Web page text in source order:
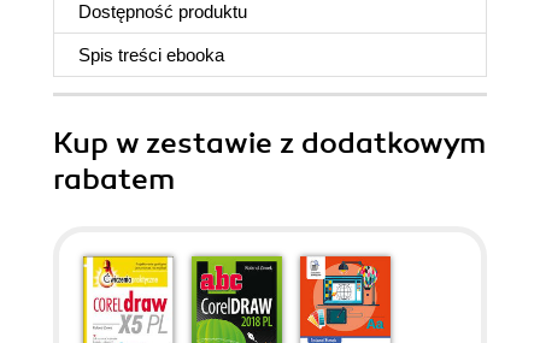
Dostępność produktu
Spis treści ebooka
Kup w zestawie z dodatkowym
rabatem